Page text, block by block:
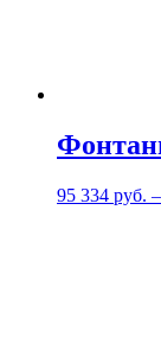
95 334 руб. –